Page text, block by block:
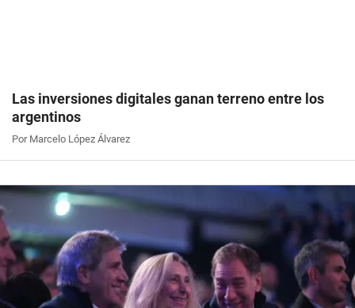
Las inversiones digitales ganan terreno entre los
argentinos
Por Marcelo López Álvarez